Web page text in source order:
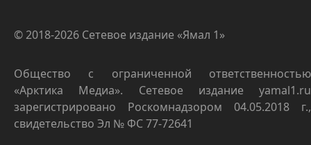
© 2018-2026 Сетевое издание «Ямал 1»
Общество с ограниченной ответственностью
«Арктика Медиа». Сетевое издание yamal1.ru
зарегистрировано Роскомнадзором 04.05.2018 г.,
свидетельство Эл № ФС 77-72641